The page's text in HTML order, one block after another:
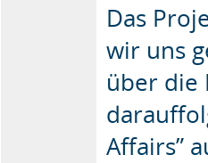
Das
wir uns
über die
Affairs”